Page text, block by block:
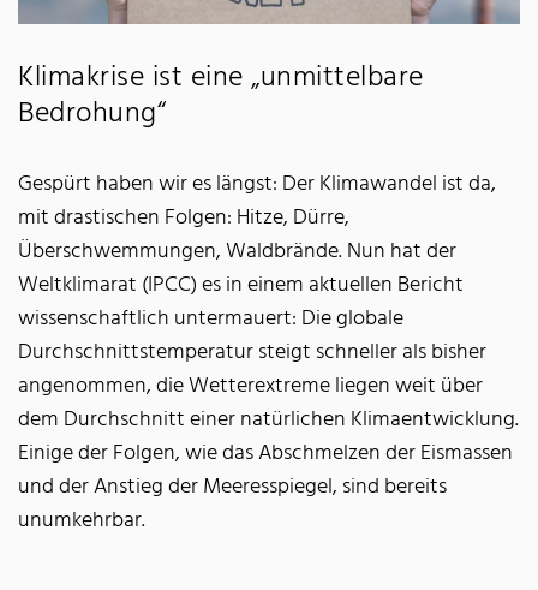
Klimakrise ist eine „unmittelbare
Bedrohung“
Gespürt haben wir es längst: Der Klimawandel ist da,
mit drastischen Folgen: Hitze, Dürre,
Überschwemmungen, Waldbrände. Nun hat der
Weltklimarat (IPCC) es in einem aktuellen Bericht
wissenschaftlich untermauert: Die globale
Durchschnittstemperatur steigt schneller als bisher
angenommen, die Wetterextreme liegen weit über
dem Durchschnitt einer natürlichen Klimaentwicklung.
Einige der Folgen, wie das Abschmelzen der Eismassen
und der Anstieg der Meeresspiegel, sind bereits
unumkehrbar.